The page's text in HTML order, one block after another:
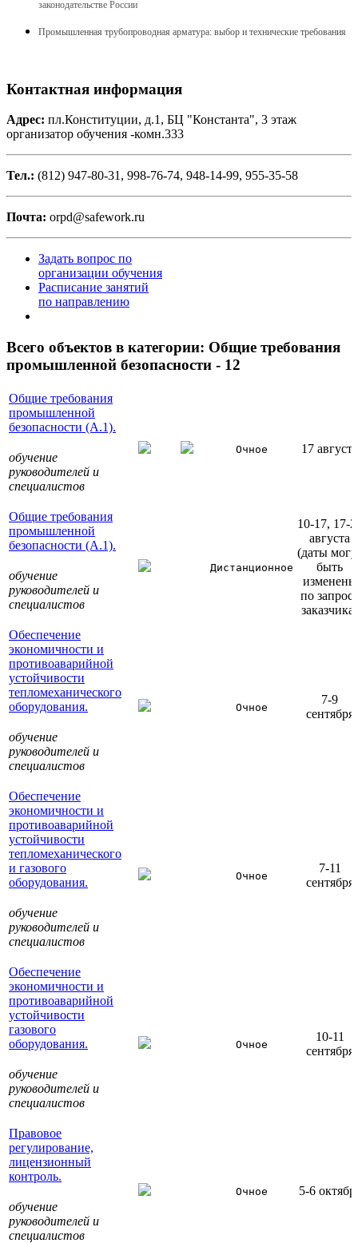
законодательстве России
Промышленная трубопроводная арматура: выбор и технические требования
Контактная информация
Адрес: пл.Конституции, д.1, БЦ "Константа", 3 этаж
организатор обучения -комн.333
Тел.: (812) 947-80-31, 998-76-74, 948-14-99, 955-35-58
Почта: orpd@safework.ru
Задать вопрос по
организации обучения
Расписание занятий
по направлению
Всего объектов в категории: Общие требования
промышленной безопасности - 12
Общие требования
промышленной
безопасности (А.1).
обучение
руководителей и
специалистов
Очное 17 августа
Общие требования
промышленной
безопасности (А.1).
обучение
руководителей и
специалистов
Дистанционное
10-17, 17-
августа
(даты
быть
изменены
по
заказчика)
Обеспечение
экономичности и
противоаварийной
устойчивости
тепломеханического
оборудования.
обучение
руководителей и
специалистов
Очное
7-9
сентября
Обеспечение
экономичности и
противоаварийной
устойчивости
тепломеханического
и газового
оборудования.
обучение
руководителей и
специалистов
Очное
7-11
сентября
Обеспечение
экономичности и
противоаварийной
устойчивости
газового
оборудования.
обучение
руководителей и
специалистов
Очное
10-11
сентября
Правовое
регулирование,
лицензионный
контроль.
обучение
руководителей и
специалистов
Очное 5-6